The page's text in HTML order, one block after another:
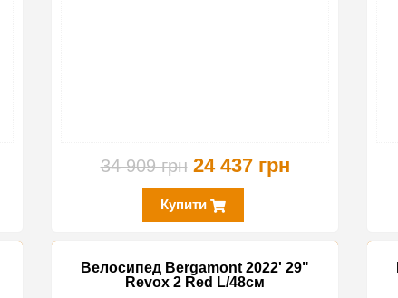
34 909 грн 24 437 грн
Купити
Велосипед Bergamont 2022' 29"
Revox 2 Red L/48см